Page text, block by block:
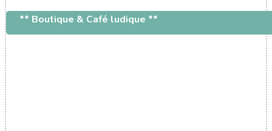
** Boutique & Café ludique **